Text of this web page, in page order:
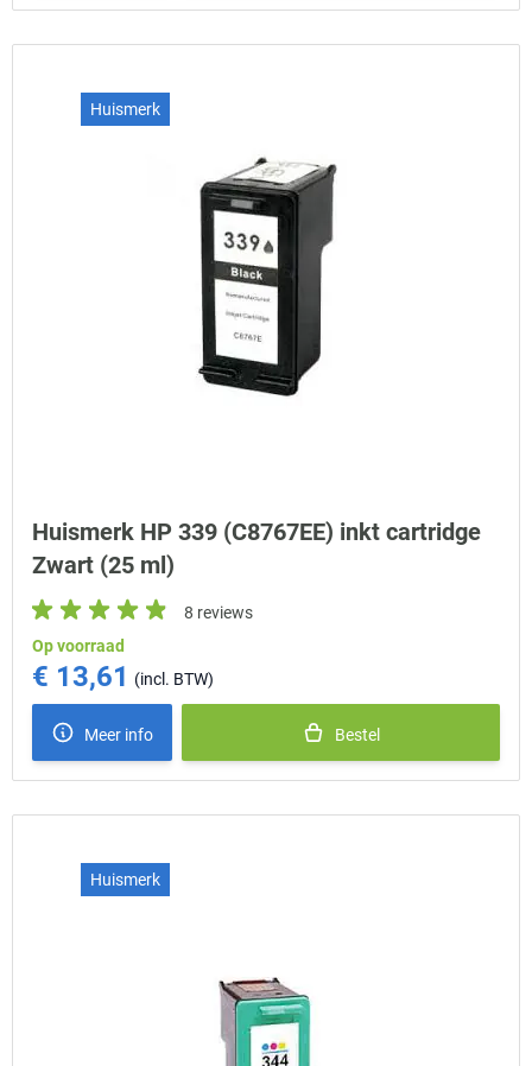
Huismerk
Huismerk HP 339 (C8767EE) inkt cartridge
Zwart (25 ml)
8 reviews
Op voorraad
€ 13,61
Meer info Bestel
Huismerk